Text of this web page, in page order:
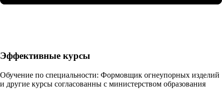
Эффективные курсы
Обучение по специальности: Формовщик огнеупорных изделий
и другие курсы согласованны с министерством образования